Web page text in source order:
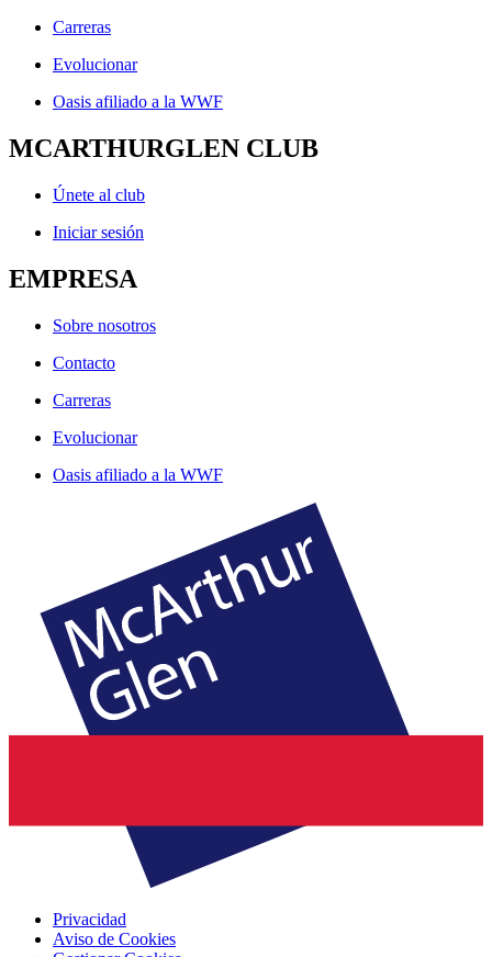
Carreras
Evolucionar
Oasis afiliado a la WWF
MCARTHURGLEN CLUB
Únete al club
Iniciar sesión
EMPRESA
Sobre nosotros
Contacto
Carreras
Evolucionar
Oasis afiliado a la WWF
Privacidad
Aviso de Cookies